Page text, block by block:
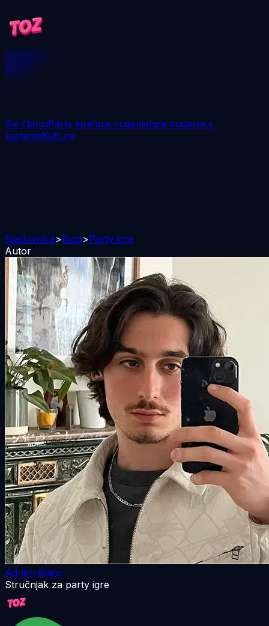
IgreBlog
Skini
Svi članciParty igreIgre cuganjaIgre cuganja s
kartamaKultura
Naslovnica>Blog>Party igre
Autor
Adrien Blanc
Stručnjak za party igre